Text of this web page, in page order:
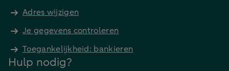
Adres wijzigen
Je gegevens controleren
Toegankelijkheid: bankieren
Hulp nodig?